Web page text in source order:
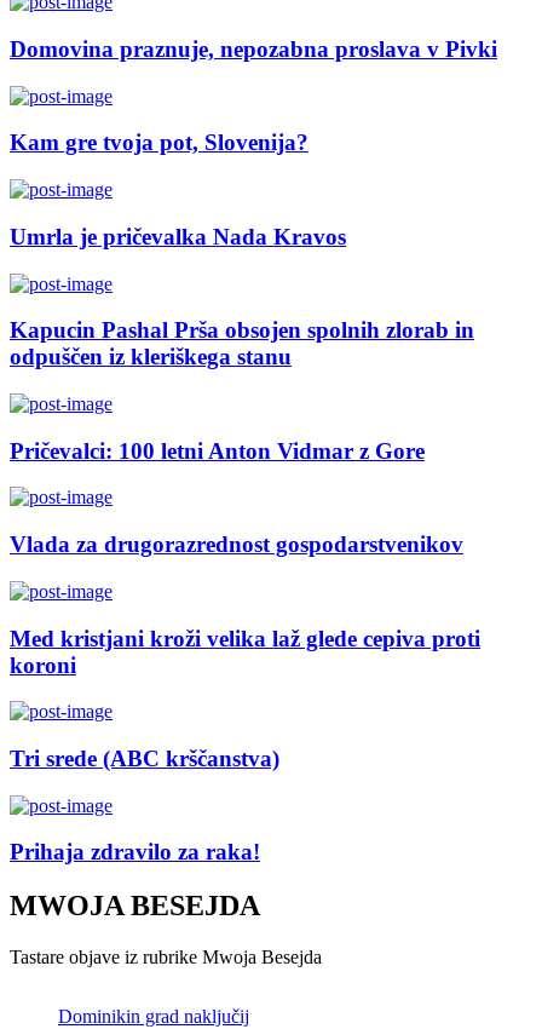
Domovina praznuje, nepozabna proslava v Pivki
Kam gre tvoja pot, Slovenija?
Umrla je pričevalka Nada Kravos
Kapucin Pashal Prša obsojen spolnih zlorab in
odpuščen iz kleriškega stanu
Pričevalci: 100 letni Anton Vidmar z Gore
Vlada za drugorazrednost gospodarstvenikov
Med kristjani kroži velika laž glede cepiva proti
koroni
Tri srede (ABC krščanstva)
Prihaja zdravilo za raka!
MWOJA BESEJDA
Tastare objave iz rubrike Mwoja Besejda
Dominikin grad naključij